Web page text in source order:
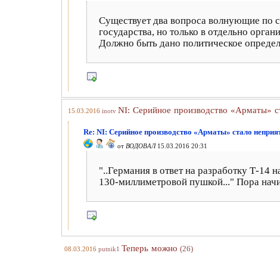
Существует два вопроса волнующие по
государства, но только в отдельно
Должно быть дано политическое
15.03.2016 inotv NI: Серийное производство «Арматы»
Re: NI: Серийное производство «Арматы» стало
от ВОДОВАЛ15.03.2016 20:31
"..Германия в ответ на разработку Т-14
130-миллиметровой пушкой..." Пора
08.03.2016 putnik1 Теперь можно (26)